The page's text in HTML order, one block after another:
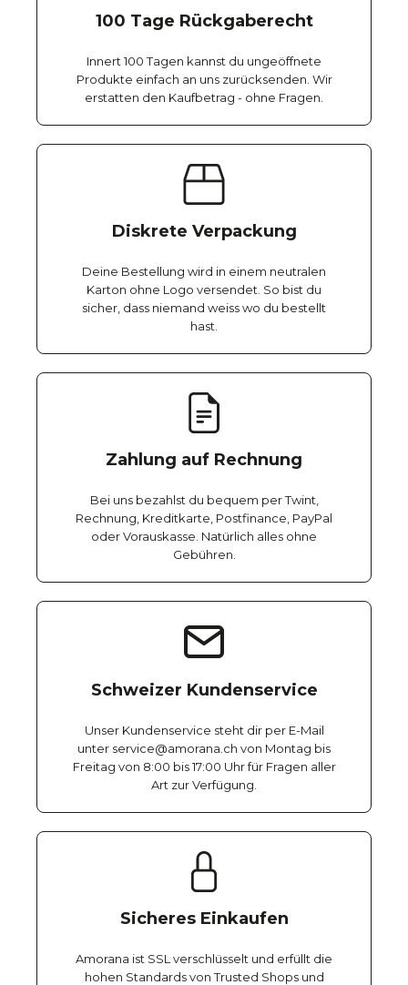
100 Tage Rückgaberecht
Innert 100 Tagen kannst du ungeöffnete
Produkte einfach an uns zurücksenden. Wir
erstatten den Kaufbetrag - ohne Fragen.
Diskrete Verpackung
Deine Bestellung wird in einem neutralen
Karton ohne Logo versendet. So bist du
sicher, dass niemand weiss wo du bestellt
hast.
Zahlung auf Rechnung
Bei uns bezahlst du bequem per Twint,
Rechnung, Kreditkarte, Postfinance, PayPal
oder Vorauskasse. Natürlich alles ohne
Gebühren.
Schweizer Kundenservice
Unser Kundenservice steht dir per E-Mail
unter service@amorana.ch von Montag bis
Freitag von 8:00 bis 17:00 Uhr für Fragen aller
Art zur Verfügung.
Sicheres Einkaufen
Amorana ist SSL verschlüsselt und erfüllt die
hohen Standards von Trusted Shops und